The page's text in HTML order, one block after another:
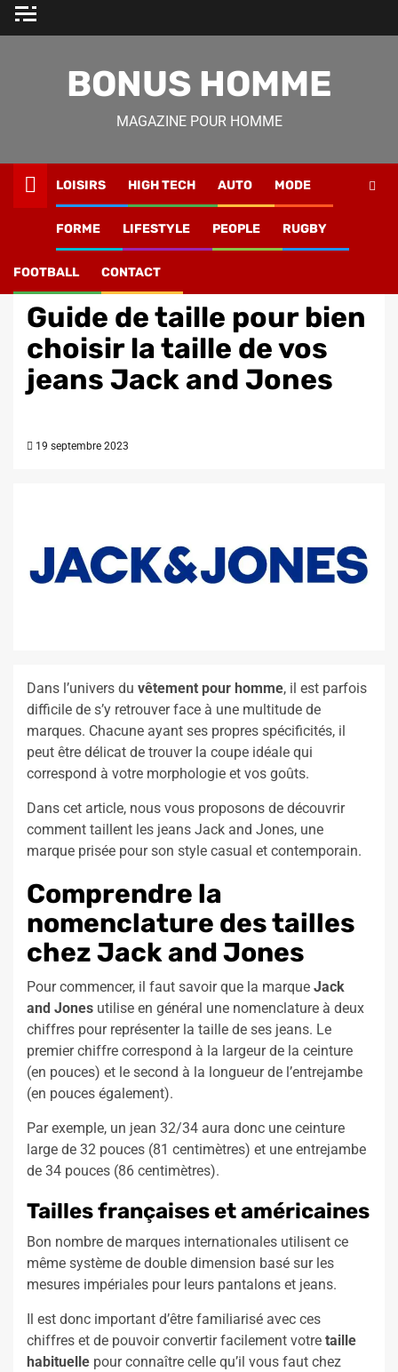
Skip
BONUS HOMME
MAGAZINE POUR HOMME
LOISIRS HIGH TECH AUTO MODE
FORME LIFESTYLE PEOPLE RUGBY
FOOTBALL CONTACT
choisir la taille de vos jeans Jack and Jones
Guide de taille pour bien
choisir la taille de vos
jeans Jack and Jones
19 septembre 2023
Dans l’univers du vêtement pour homme, il est parfois
difficile de s’y retrouver face à une multitude de
marques. Chacune ayant ses propres spécificités, il
peut être délicat de trouver la coupe idéale qui
correspond à votre morphologie et vos goûts.
Dans cet article, nous vous proposons de découvrir
comment taillent les jeans Jack and Jones, une
marque prisée pour son style casual et contemporain.
Comprendre la
nomenclature des tailles
chez Jack and Jones
Pour commencer, il faut savoir que la marque Jack
and Jones utilise en général une nomenclature à deux
chiffres pour représenter la taille de ses jeans. Le
premier chiffre correspond à la largeur de la ceinture
(en pouces) et le second à la longueur de l’entrejambe
(en pouces également).
Par exemple, un jean 32/34 aura donc une ceinture
large de 32 pouces (81 centimètres) et une entrejambe
de 34 pouces (86 centimètres).
Tailles françaises et américaines
Bon nombre de marques internationales utilisent ce
même système de double dimension basé sur les
mesures impériales pour leurs pantalons et jeans.
Il est donc important d’être familiarisé avec ces
chiffres et de pouvoir convertir facilement votre taille
habituelle pour connaître celle qu’il vous faut chez